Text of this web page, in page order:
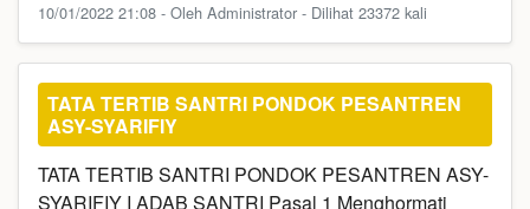
10/01/2022 21:08 - Oleh Administrator - Dilihat 23372 kali
TATA TERTIB SANTRI PONDOK PESANTREN
ASY-SYARIFIY
TATA TERTIB SANTRI PONDOK PESANTREN ASY-
SYARIFIY I ADAB SANTRI Pasal 1 Menghormati